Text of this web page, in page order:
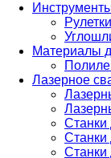
Рулетки
Материалы
Лазерное
Станки
Станки
Станки